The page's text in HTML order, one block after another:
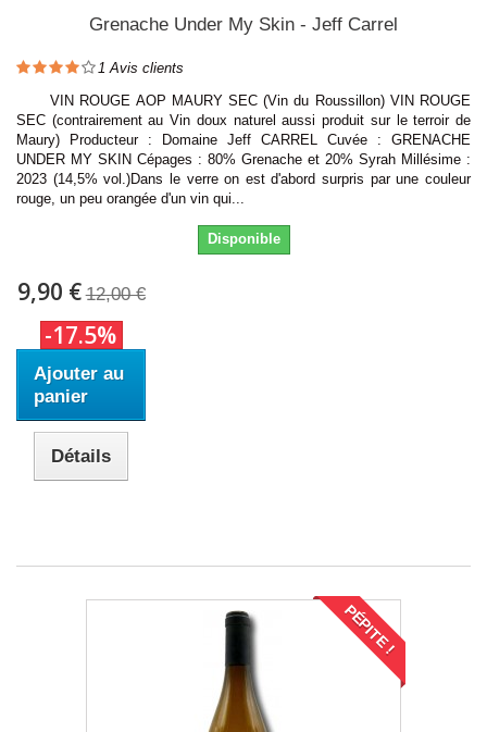
Grenache Under My Skin - Jeff Carrel
1 Avis clients
VIN ROUGE AOP MAURY SEC (Vin du Roussillon) VIN ROUGE
SEC (contrairement au Vin doux naturel aussi produit sur le terroir de
Maury) Producteur : Domaine Jeff CARREL Cuvée : GRENACHE
UNDER MY SKIN Cépages : 80% Grenache et 20% Syrah Millésime :
2023 (14,5% vol.)Dans le verre on est d'abord surpris par une couleur
rouge, un peu orangée d'un vin qui...
Disponible
9,90 € 12,00 €
-17.5%
Ajouter au
panier
Détails
PÉPITE !